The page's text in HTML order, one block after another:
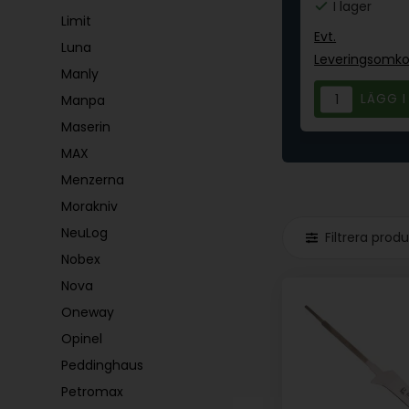
Limit
Luna
Manly
Manpa
Maserin
MAX
Menzerna
Morakniv
NeuLog
Nobex
Nova
Oneway
Opinel
Peddinghaus
Petromax
I lager
Evt.
Filtrera